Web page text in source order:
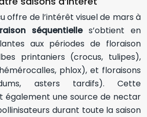
offre de l’intérêt visuel de mars à
séquentielles’obtient en
aux périodes de floraison
printaniers (crocus, tulipes),
phlox), et floraisons
asters tardifs). Cette
également une source de nectar
durant toute la saison